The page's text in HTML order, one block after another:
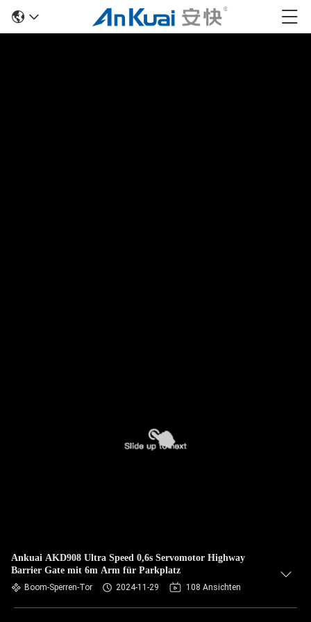
Ankuai AKD908 Ultra Speed 0,6s Servomotor Highway
Barrier Gate mit 6m Arm für Parkplatz
Boom-Sperren-Tor 2024-11-29 108 Ansichten